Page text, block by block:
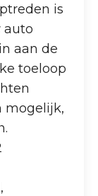
is
auto
aan de
toeloop
mogelijk,